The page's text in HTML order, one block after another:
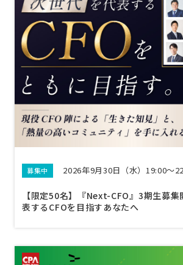
募集中 2026年9月30日（水）19:00～
【限定50名】『Next-CFO』3期生募
表するCFOを目指すあなたへ